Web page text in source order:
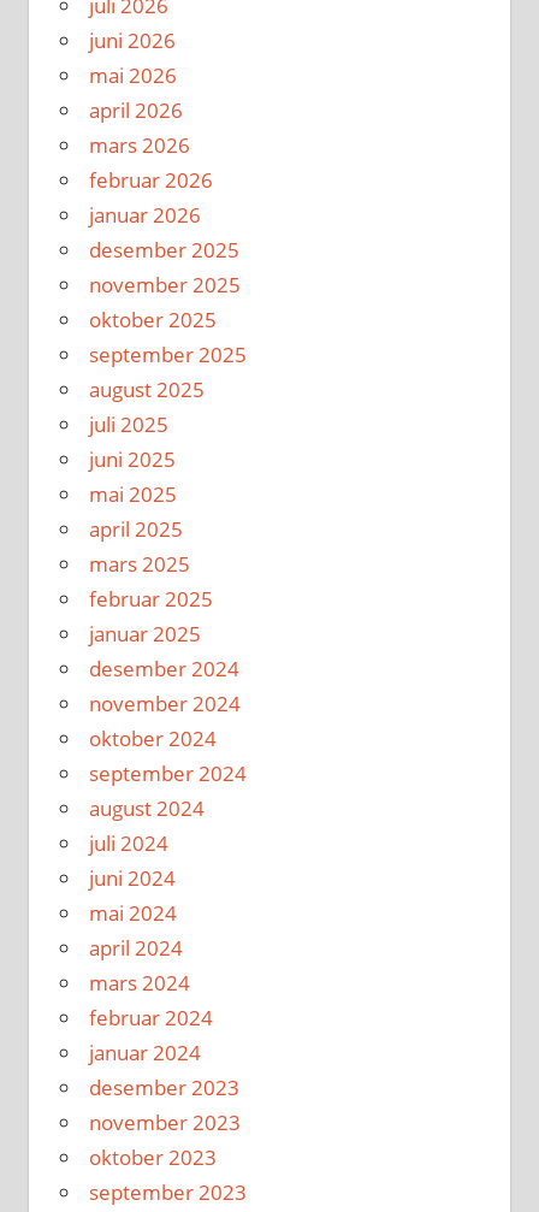
juli 2026
juni 2026
mai 2026
april 2026
mars 2026
februar 2026
januar 2026
desember 2025
november 2025
oktober 2025
september 2025
august 2025
juli 2025
juni 2025
mai 2025
april 2025
mars 2025
februar 2025
januar 2025
desember 2024
november 2024
oktober 2024
september 2024
august 2024
juli 2024
juni 2024
mai 2024
april 2024
mars 2024
februar 2024
januar 2024
desember 2023
november 2023
oktober 2023
september 2023